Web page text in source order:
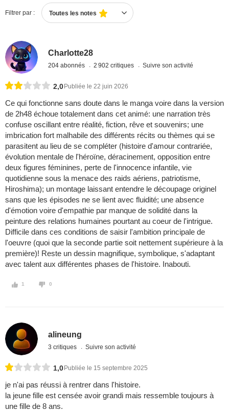
Filtrer par : Toutes les notes
Charlotte28
204 abonnés 2 902 critiques Suivre son activité
2,0 Publiée le 22 juin 2026
Ce qui fonctionne sans doute dans le manga voire dans la version
de 2h48 échoue totalement dans cet animé: une narration très
confuse oscillant entre réalité, fiction, rêve et souvenirs; une
imbrication fort malhabile des différents récits ou thèmes qui se
parasitent au lieu de se compléter (histoire d'amour contrariée,
évolution mentale de l'héroïne, déracinement, opposition entre
deux figures féminines, perte de l'innocence infantile, vie
quotidienne sous la menace des raids aériens, patriotisme,
Hiroshima); un montage laissant entendre le découpage originel
sans que les épisodes ne se lient avec fluidité; une absence
d'émotion voire d'empathie par manque de solidité dans la
peinture des relations humaines pourtant au coeur de l'intrigue.
Difficile dans ces conditions de saisir l'ambition principale de
l'oeuvre (quoi que la seconde partie soit nettement supérieure à la
première)! Reste un dessin magnifique, symbolique, s'adaptant
avec talent aux différentes phases de l'histoire. Inabouti.
1 0
alineung
3 critiques Suivre son activité
1,0 Publiée le 15 septembre 2025
je n'ai pas réussi à rentrer dans l'histoire.
la jeune fille est censée avoir grandi mais ressemble toujours à
une fille de 8 ans.